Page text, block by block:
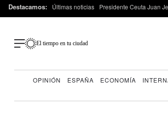
Destacamos: Últimas noticias Presidente Ceuta Juan
El tiempo en tu ciudad
OPINIÓN ESPAÑA ECONOMÍA